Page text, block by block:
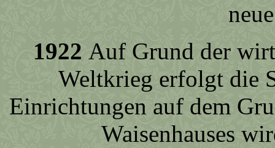
1922 Auf Grund der
Weltkrieg erfolgt die
Einrichtungen auf dem
Waisenhauses